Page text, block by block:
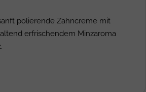
polierende Zahncreme mit
erfrischendem Minzaroma